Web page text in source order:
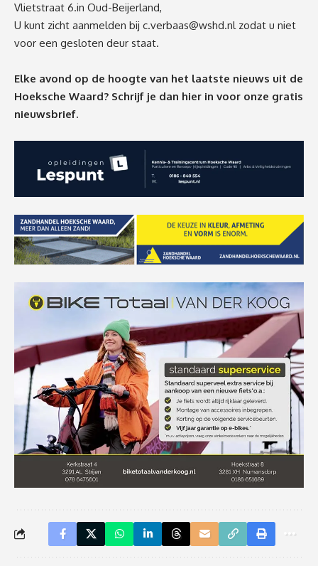
Vlietstraat 6.in Oud-Beijerland,
U kunt zicht aanmelden bij c.verbaas@wshd.nlzodat u niet
voor een gesloten deur staat.
Elke avond op de hoogte van het laatste nieuws uit de
Hoeksche Waard? Schrijf je dan hier in voor onze gratis
nieuwsbrief.